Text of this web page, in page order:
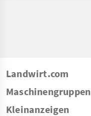
Landwirt.com
Maschinengruppen
Kleinanzeigen